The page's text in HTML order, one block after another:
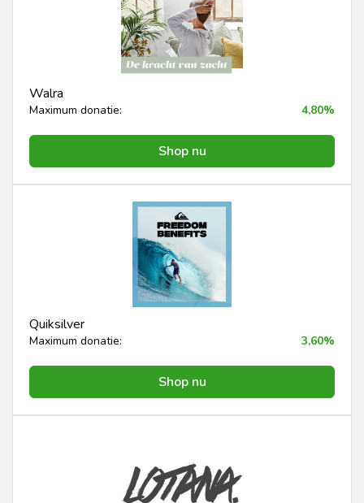
Walra
Maximum donatie: 4,80%
Shop nu
Quiksilver
Maximum donatie: 3,60%
Shop nu